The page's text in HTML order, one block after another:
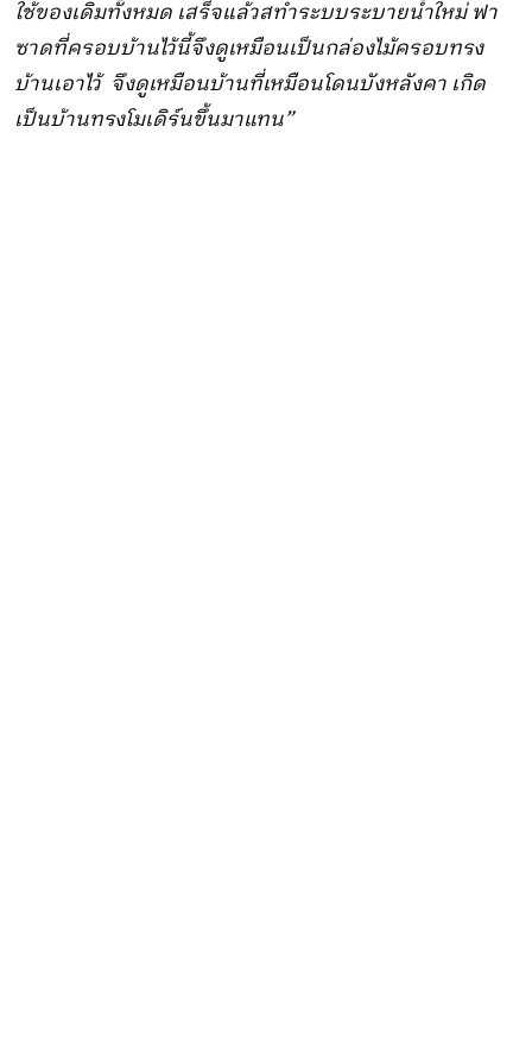
ใช้ของเดิมทั้งหมด เสร็จแล้วสทำระบบระบายน้ำใหม่ ฟา
ซาดที่ครอบบ้านไว้นี้จึงดูเหมือนเป็นกล่องไม้ครอบทรง
บ้านเอาไว้ จึงดูเหมือนบ้านที่เหมือนโดนบังหลังคา เกิด
เป็นบ้านทรงโมเดิร์นขึ้นมาแทน”